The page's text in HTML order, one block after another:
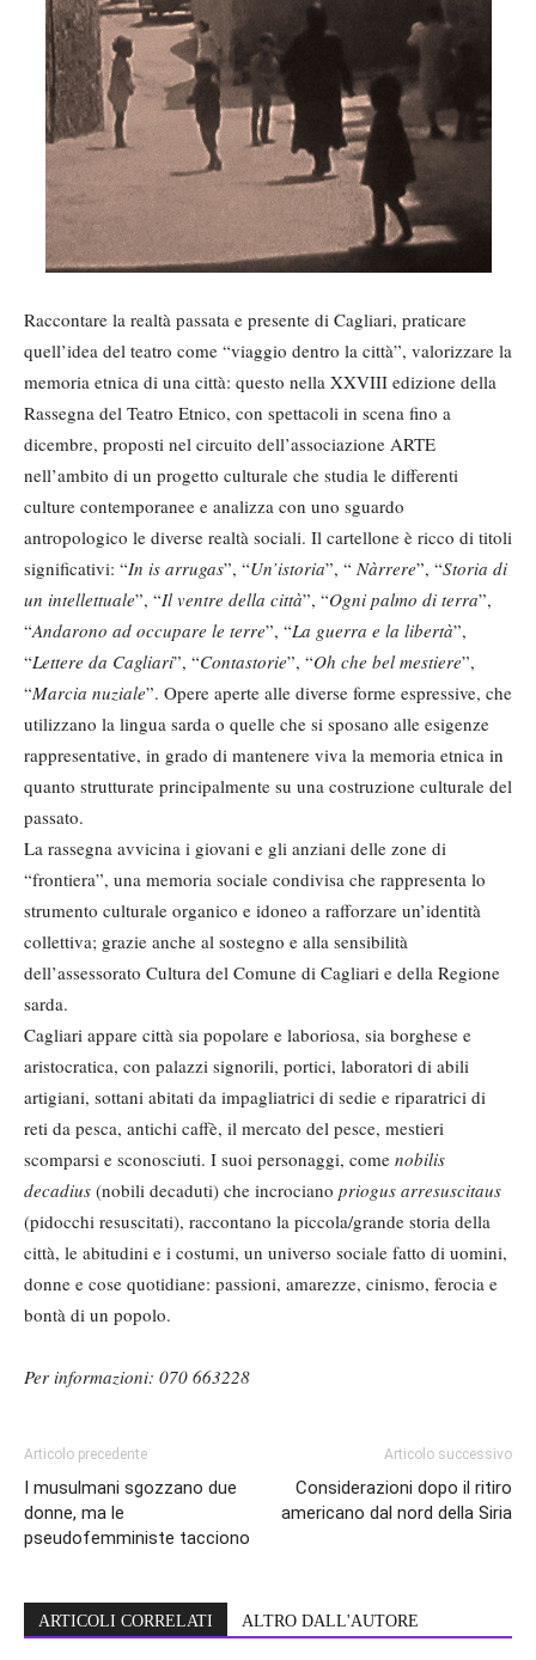
Raccontare la realtà passata e presente di Cagliari, praticare
quell’idea del teatro come “viaggio dentro la città”, valorizzare la
memoria etnica di una città: questo nella XXVIII edizione della
Rassegna del Teatro Etnico, con spettacoli in scena fino a
dicembre, proposti nel circuito dell’associazione ARTE
nell’ambito di un progetto culturale che studia le differenti
culture contemporanee e analizza con uno sguardo
antropologico le diverse realtà sociali. Il cartellone è ricco di titoli
significativi: “In is arrugas”, “Un’istoria”, “ Nàrrere”, “Storia di
un intellettuale”, “Il ventre della città”, “Ogni palmo di terra”,
“Andarono ad occupare le terre”, “La guerra e la libertà”,
“Lettere da Cagliari”, “Contastorie”, “Oh che bel mestiere”,
“Marcia nuziale”. Opere aperte alle diverse forme espressive, che
utilizzano la lingua sarda o quelle che si sposano alle esigenze
rappresentative, in grado di mantenere viva la memoria etnica in
quanto strutturate principalmente su una costruzione culturale del
passato.
La rassegna avvicina i giovani e gli anziani delle zone di
“frontiera”, una memoria sociale condivisa che rappresenta lo
strumento culturale organico e idoneo a rafforzare un’identità
collettiva; grazie anche al sostegno e alla sensibilità
dell’assessorato Cultura del Comune di Cagliari e della Regione
sarda.
Cagliari appare città sia popolare e laboriosa, sia borghese e
aristocratica, con palazzi signorili, portici, laboratori di abili
artigiani, sottani abitati da impagliatrici di sedie e riparatrici di
reti da pesca, antichi caffè, il mercato del pesce, mestieri
scomparsi e sconosciuti. I suoi personaggi, come nobilis
decadius (nobili decaduti) che incrociano priogus arresuscitaus
(pidocchi resuscitati), raccontano la piccola/grande storia della
città, le abitudini e i costumi, un universo sociale fatto di uomini,
donne e cose quotidiane: passioni, amarezze, cinismo, ferocia e
bontà di un popolo.
Per informazioni: 070 663228
Articolo precedente
I musulmani sgozzano due
donne, ma le
pseudofemministe tacciono
Articolo successivo
Considerazioni dopo il ritiro
americano dal nord della Siria
ARTICOLI CORRELATI ALTRO DALL'AUTORE